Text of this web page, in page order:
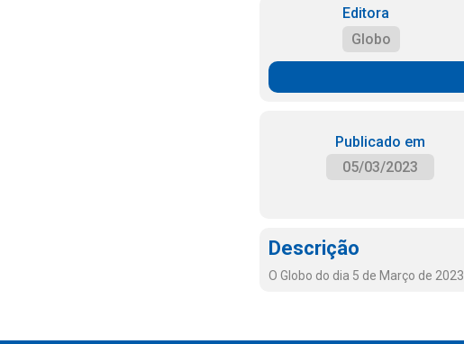
Editora
Globo
Publicado em
05/03/2023
Descrição
O Globo do dia 5 de Março de 2023